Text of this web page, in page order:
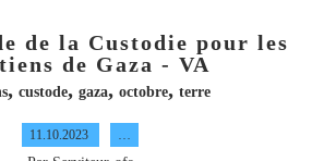
de la Custodie pour les
de Gaza - VA
, custode, gaza, octobre, terre
11.10.2023 …